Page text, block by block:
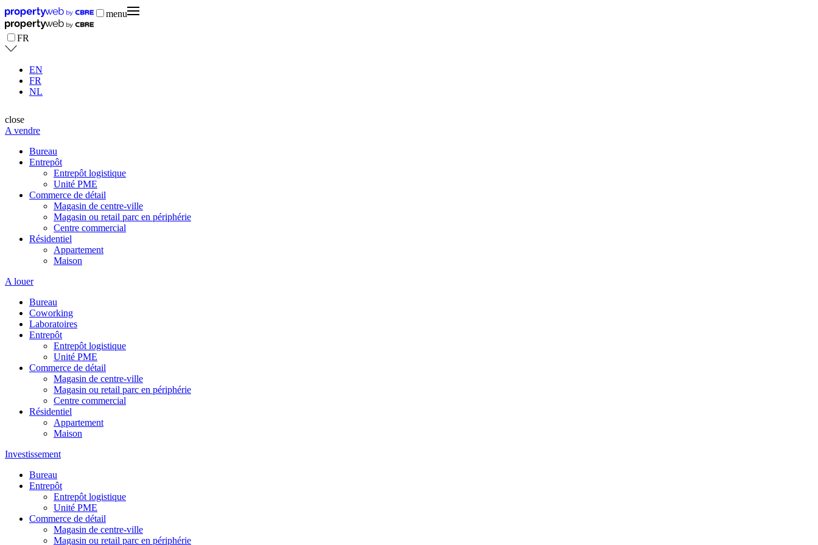
menu
FR
EN
FR
NL
close
A vendre
Bureau
Entrepôt
Entrepôt logistique
Unité PME
Commerce de détail
Magasin de centre-ville
Magasin ou retail parc en périphérie
Centre commercial
Résidentiel
Appartement
Maison
A louer
Bureau
Coworking
Laboratoires
Entrepôt
Entrepôt logistique
Unité PME
Commerce de détail
Magasin de centre-ville
Magasin ou retail parc en périphérie
Centre commercial
Résidentiel
Appartement
Maison
Investissement
Bureau
Entrepôt
Entrepôt logistique
Unité PME
Commerce de détail
Magasin de centre-ville
Magasin ou retail parc en périphérie